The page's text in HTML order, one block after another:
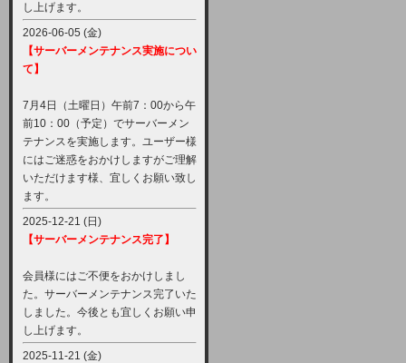
し上げます。
2026-06-05 (金)
【サーバーメンテナンス実施につい
て】
7月4日（土曜日）午前7：00から午
前10：00（予定）でサーバーメン
テナンスを実施します。ユーザー様
にはご迷惑をおかけしますがご理解
いただけます様、宜しくお願い致し
ます。
2025-12-21 (日)
【サーバーメンテナンス完了】
会員様にはご不便をおかけしまし
た。サーバーメンテナンス完了いた
しました。今後とも宜しくお願い申
し上げます。
2025-11-21 (金)